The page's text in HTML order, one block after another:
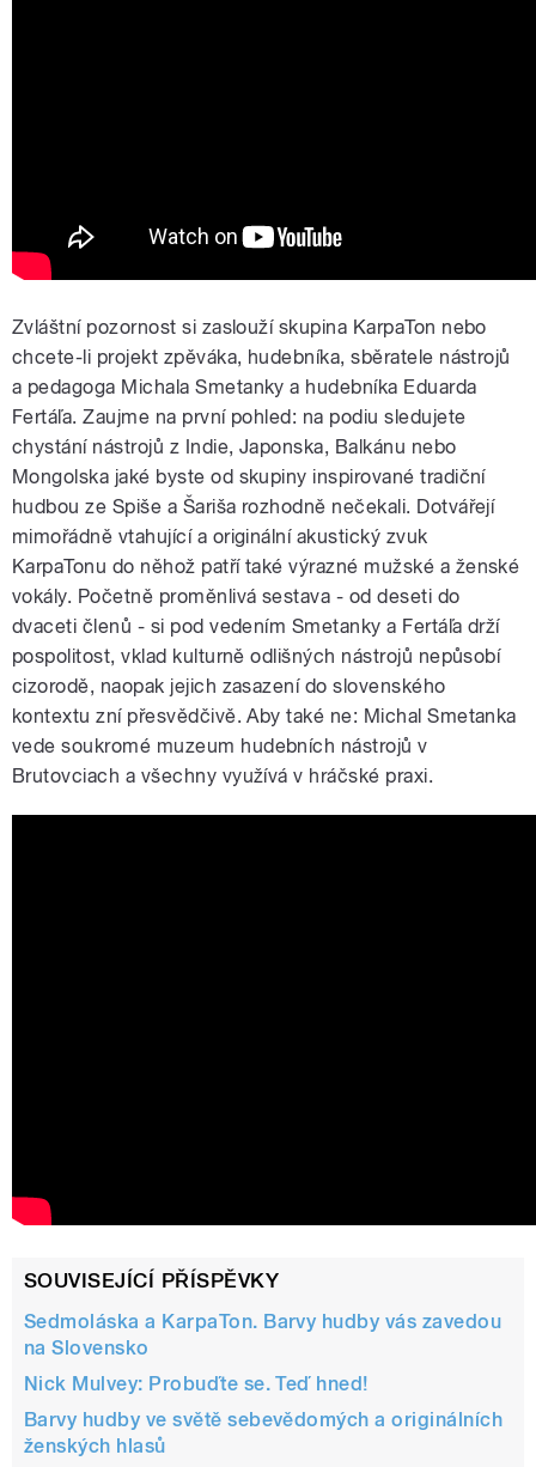
Zvláštní pozornost si zaslouží skupina KarpaTon nebo
chcete-li projekt zpěváka, hudebníka, sběratele nástrojů
a pedagoga Michala Smetanky a hudebníka Eduarda
Fertáľa. Zaujme na první pohled: na podiu sledujete
chystání nástrojů z Indie, Japonska, Balkánu nebo
Mongolska jaké byste od skupiny inspirované tradiční
hudbou ze Spiše a Šariša rozhodně nečekali. Dotvářejí
mimořádně vtahující a originální akustický zvuk
KarpaTonu do něhož patří také výrazné mužské a ženské
vokály. Početně proměnlivá sestava - od deseti do
dvaceti členů - si pod vedením Smetanky a Fertáľa drží
pospolitost, vklad kulturně odlišných nástrojů nepůsobí
cizorodě, naopak jejich zasazení do slovenského
kontextu zní přesvědčivě. Aby také ne: Michal Smetanka
vede soukromé muzeum hudebních nástrojů v
Brutovciach a všechny využívá v hráčské praxi.
SOUVISEJÍCÍ PŘÍSPĚVKY
Sedmoláska a KarpaTon. Barvy hudby vás zavedou
na Slovensko
Nick Mulvey: Probuďte se. Teď hned!
Barvy hudby ve světě sebevědomých a originálních
ženských hlasů